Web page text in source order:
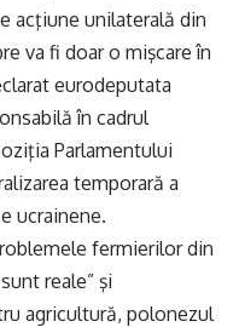
acţiune unilaterală din
va fi doar o mişcare în
eurodeputata
în cadrul
Parlamentului
temporară a
ucrainene.
fermierilor din
reale” şi
agricultură, polonezul